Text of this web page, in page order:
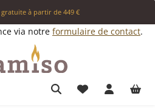
à partir de 449 €
via notre formulaire de contact.
Vous avez 0